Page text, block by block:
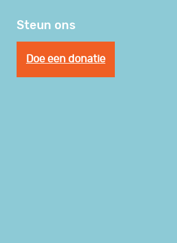
Steun ons
Doe een donatie